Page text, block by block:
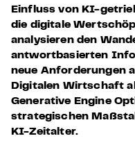
Einfluss von KI-
die digitale
analysieren den
antwortbasierten
neue Anforderungen
Digitalen Wirtschaft
Generative Engine
strategischen
KI-Zeitalter.